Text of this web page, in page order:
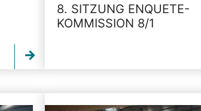
8. SITZUNG ENQUETE-
KOMMISSION 8/1